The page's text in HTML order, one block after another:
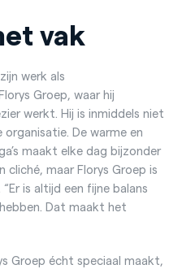
vak
werk als
Groep, waar hij
werkt. Hij is inmiddels niet
De warme en
maakt elke dag bijzonder
cliché, maar Florys Groep is
is altijd een fijne balans
Dat maakt het
Groep écht speciaal maakt,